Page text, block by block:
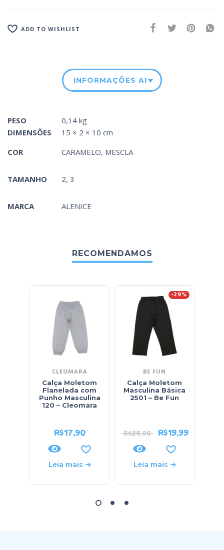
ADD TO WISHLIST
INFORMAÇÕES ADICIONAIS
PESO
0,14 kg
DIMENSÕES
15 × 2 × 10 cm
COR
CARAMELO, MESCLA
TAMANHO 2, 3
MARCA ALENICE
RECOMENDAMOS
CLEOMARA
Calça Moletom
Flanelada com
Punho Masculina
120 – Cleomara
R$17,90
Leia mais
-29%
BE FUN
Calça Moletom
Masculina Básica
2501 – Be Fun
R$28,00 R$19,99
Leia mais